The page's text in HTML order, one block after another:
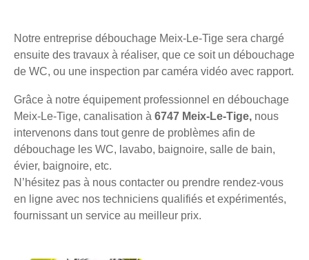
Notre entreprise débouchage Meix-Le-Tige sera chargé
ensuite des travaux à réaliser, que ce soit un débouchage
de WC, ou une inspection par caméra vidéo avec rapport.
Grâce à notre équipement professionnel en débouchage
Meix-Le-Tige, canalisation à 6747 Meix-Le-Tige, nous
intervenons dans tout genre de problèmes afin de
débouchage les WC, lavabo, baignoire, salle de bain,
évier, baignoire, etc.
N’hésitez pas à nous contacter ou prendre rendez-vous
en ligne avec nos techniciens qualifiés et expérimentés,
fournissant un service au meilleur prix.